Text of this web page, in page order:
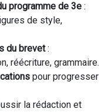
programme de 3e :
de style,
du brevet:
réécriture, grammaire.
pour progresser
la rédaction et